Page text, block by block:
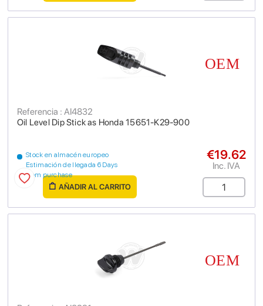
Oil Level Dip Stick as Honda 15651-K29-900
Referencia : AI4832
Stock en almacén europeo
Estimación de llegada 6 Days
from purchase
€19.62
Inc. IVA
AÑADIR AL CARRITO